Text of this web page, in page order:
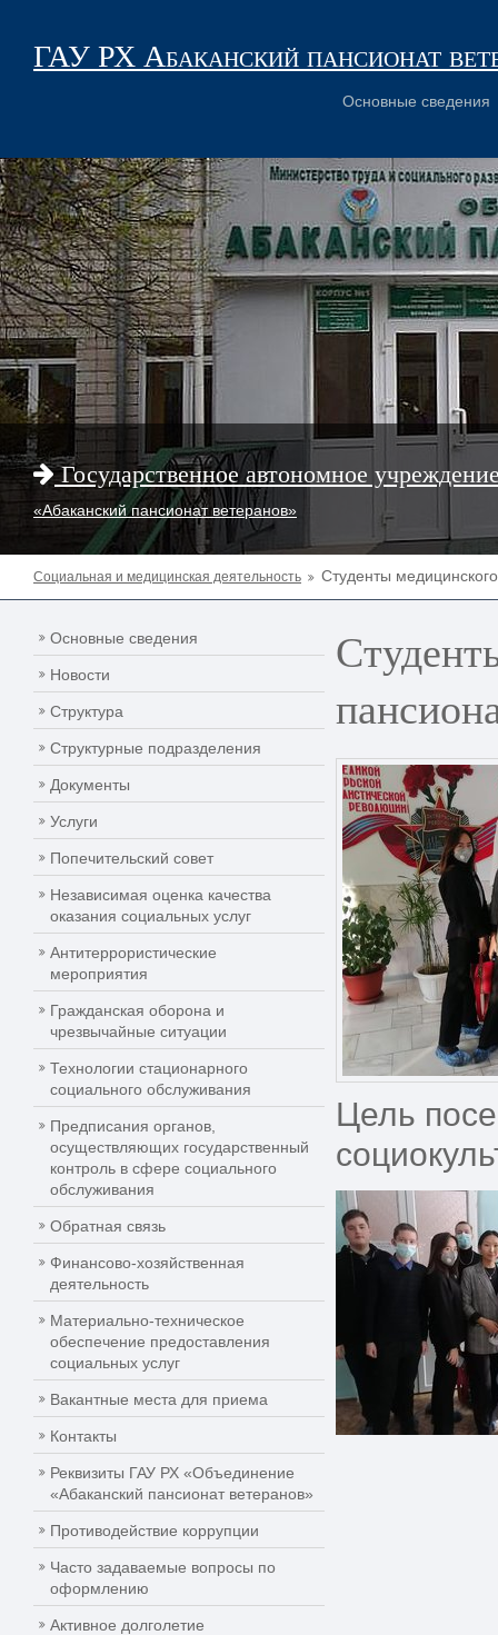
ГАУ РХ Абаканский пансионат
Основные сведения
Государственное автономное
«Абаканский пансионат ветеранов»
Социальная и медицинская деятельность Студенты
Основные сведения
Новости
Структура
Структурные подразделения
Документы
Услуги
Попечительский совет
Независимая оценка качества
оказания социальных услуг
Антитеррористические
мероприятия
Гражданская оборона и
чрезвычайные ситуации
Технологии стационарного
социального обслуживания
Предписания органов,
осуществляющих государственный
контроль в сфере социального
обслуживания
Обратная связь
Финансово-хозяйственная
деятельность
Материально-техническое
обеспечение предоставления
социальных услуг
Вакантные места для приема
Контакты
Реквизиты ГАУ РХ «Объединение
«Абаканский пансионат ветеранов»
Противодействие коррупции
Часто задаваемые вопросы по
оформлению
Активное долголетие
Цель